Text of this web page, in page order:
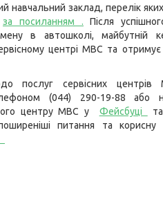
навчальний заклад, перелік
за посиланням . Після
в автошколі, майбутній
центрі МВС та отримує
послуг сервісних
(044) 290-19-88 або
центру МВС у Фейсбуці
питання та корисну